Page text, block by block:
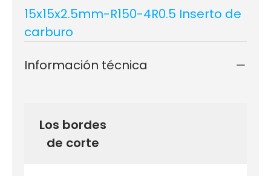
15x15x2.5mm-R150-4R0.5 Inserto de
carburo
Información técnica
Los bordes
de corte